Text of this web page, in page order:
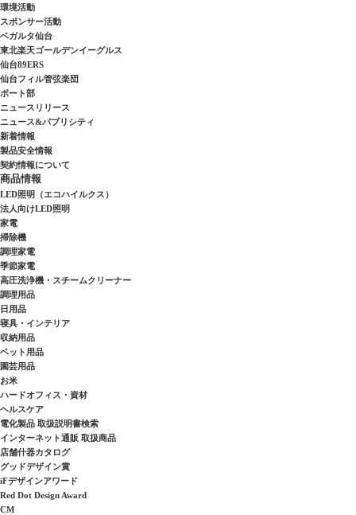
環境活動
スポンサー活動
ベガルタ仙台
東北楽天ゴールデンイーグルス
仙台89ERS
仙台フィル管弦楽団
ボート部
ニュースリリース
ニュース&パブリシティ
新着情報
製品安全情報
契約情報について
商品情報
LED照明（エコハイルクス）
法人向けLED照明
家電
掃除機
調理家電
季節家電
高圧洗浄機・スチームクリーナー
調理用品
日用品
寝具・インテリア
収納用品
ペット用品
園芸用品
お米
ハードオフィス・資材
ヘルスケア
電化製品 取扱説明書検索
インターネット通販 取扱商品
店舗什器カタログ
グッドデザイン賞
iFデザインアワード
Red Dot Design Award
CM